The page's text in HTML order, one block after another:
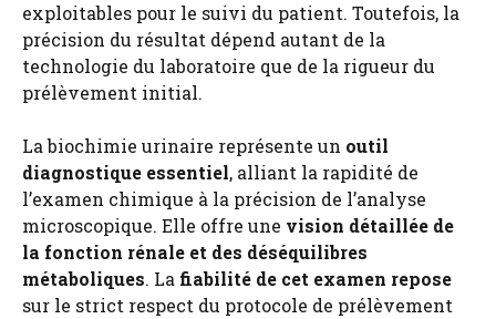
exploitables pour le suivi du patient. Toutefois, la
précision du résultat dépend autant de la
technologie du laboratoire que de la rigueur du
prélèvement initial.
La biochimie urinaire représente un outil
diagnostique essentiel, alliant la rapidité de
l’examen chimique à la précision de l’analyse
microscopique. Elle offre une vision détaillée de
la fonction rénale et des déséquilibres
métaboliques. La fiabilité de cet examen repose
sur le strict respect du protocole de prélèvement